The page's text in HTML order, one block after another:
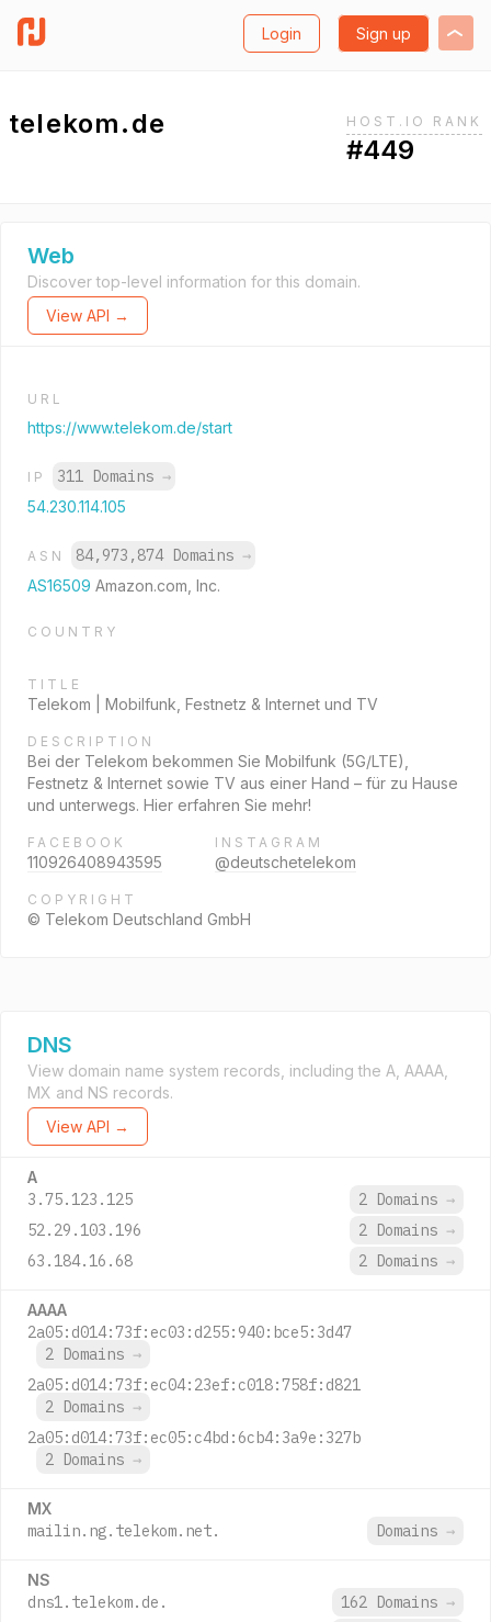
Login Sign up
telekom.de HOST.IO RANK
#449
Web
Discover top-level information for this domain.
View API →
URL
https://www.telekom.de/start
IP 311 Domains →
54.230.114.105
ASN 84,973,874 Domains →
AS16509 Amazon.com, Inc.
COUNTRY
TITLE
Telekom | Mobilfunk, Festnetz & Internet und TV
DESCRIPTION
Bei der Telekom bekommen Sie Mobilfunk (5G/LTE),
Festnetz & Internet sowie TV aus einer Hand – für zu Hause
und unterwegs. Hier erfahren Sie mehr!
FACEBOOK
110926408943595
INSTAGRAM
@deutschetelekom
COPYRIGHT
© Telekom Deutschland GmbH
DNS
View domain name system records, including the A, AAAA,
MX and NS records.
View API →
A
3.75.123.125 2 Domains →
52.29.103.196
2 Domains →
63.184.16.68
2 Domains →
AAAA
2a05:d014:73f:ec03:d255:940:bce5:3d47
2 Domains →
2a05:d014:73f:ec04:23ef:c018:758f:d821
2 Domains →
2a05:d014:73f:ec05:c4bd:6cb4:3a9e:327b
2 Domains →
MX
mailin.ng.telekom.net. Domains →
NS
dns1.telekom.de. 162 Domains →